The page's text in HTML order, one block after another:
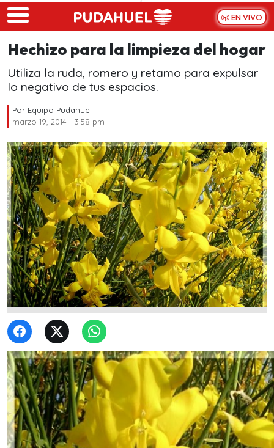
Skip to main content
EN VIVO
Hechizo para la limpieza del hogar
Utiliza la ruda, romero y retamo para expulsar
lo negativo de tus espacios.
Por Equipo Pudahuel
marzo 19, 2014 - 3:58 pm